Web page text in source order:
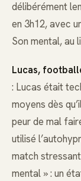
délibérément
en 3h12, avec
Son mental, au
Lucas,
: Lucas était
moyens dès
peur de mal
utilisé
match
mental » : un